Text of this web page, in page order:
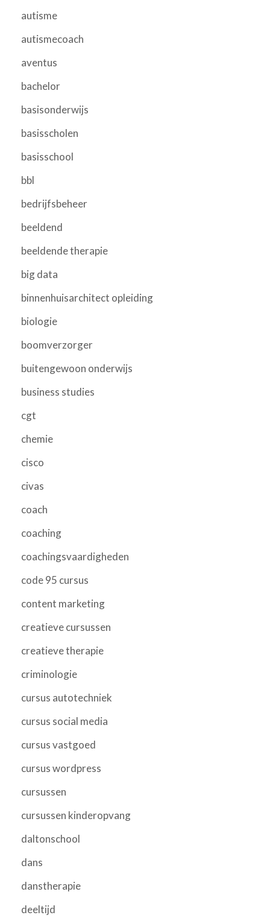
autisme
autismecoach
aventus
bachelor
basisonderwijs
basisscholen
basisschool
bbl
bedrijfsbeheer
beeldend
beeldende therapie
big data
binnenhuisarchitect opleiding
biologie
boomverzorger
buitengewoon onderwijs
business studies
cgt
chemie
cisco
civas
coach
coaching
coachingsvaardigheden
code 95 cursus
content marketing
creatieve cursussen
creatieve therapie
criminologie
cursus autotechniek
cursus social media
cursus vastgoed
cursus wordpress
cursussen
cursussen kinderopvang
daltonschool
dans
danstherapie
deeltijd